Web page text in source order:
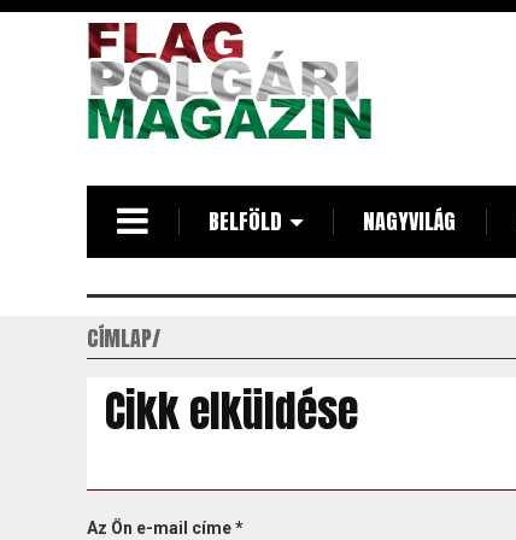
BELFÖLD NAGYVILÁG
CÍMLAP
Cikk elküldése
Az Ön e-mail címe*